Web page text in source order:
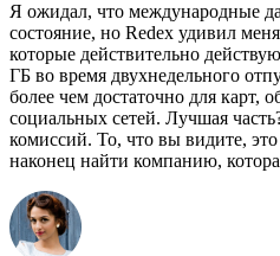
Я ожидал, что международные
состояние, но Redex удивил
которые действительно
ГБ во время двухнедельного
более чем достаточно для карт,
социальных сетей. Лучшая
комиссий. То, что вы видите,
наконец найти компанию,